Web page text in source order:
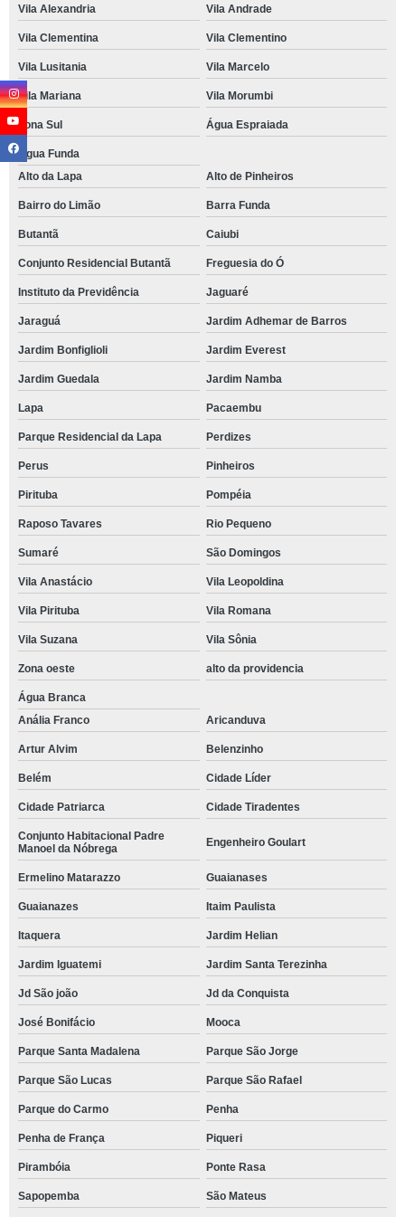
Vila Alexandria Vila Andrade
Vila Clementina Vila Clementino
Vila Lusitania Vila Marcelo
Vila Mariana Vila Morumbi
Zona Sul Água Espraiada
Água Funda
Alto da Lapa
Alto de Pinheiros
Bairro do Limão Barra Funda
Butantã Caiubi
Conjunto Residencial Butantã Freguesia do Ó
Instituto da Previdência Jaguaré
Jaraguá Jardim Adhemar de Barros
Jardim Bonfiglioli Jardim Everest
Jardim Guedala Jardim Namba
Lapa Pacaembu
Parque Residencial da Lapa Perdizes
Perus Pinheiros
Pirituba Pompéia
Raposo Tavares Rio Pequeno
Sumaré São Domingos
Vila Anastácio Vila Leopoldina
Vila Pirituba Vila Romana
Vila Suzana Vila Sônia
Zona oeste alto da providencia
Água Branca
Anália Franco
Aricanduva
Artur Alvim Belenzinho
Belém Cidade Líder
Cidade Patriarca Cidade Tiradentes
Conjunto Habitacional Padre
Manoel da Nóbrega
Engenheiro Goulart
Ermelino Matarazzo Guaianases
Guaianazes Itaim Paulista
Itaquera Jardim Helian
Jardim Iguatemi Jardim Santa Terezinha
Jd São joão Jd da Conquista
José Bonifácio Mooca
Parque Santa Madalena Parque São Jorge
Parque São Lucas Parque São Rafael
Parque do Carmo Penha
Penha de França Piqueri
Pirambóia Ponte Rasa
Sapopemba São Mateus